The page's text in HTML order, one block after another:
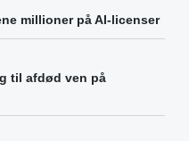
millioner på AI-licenser
til afdød ven på